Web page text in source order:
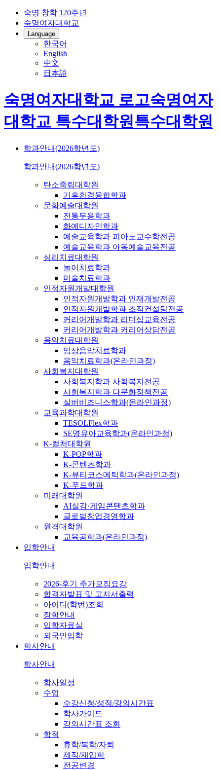
숙명 창학 120주년
숙명여자대학교
Language
한국어
English
中文
日本語
숙명여자대학교 로고숙명여자
대학교 특수대학원특수대학원
학과안내(2026학년도)
학과안내(2026학년도)
탄소중립대학원
기후환경융합학과
문화예술대학원
전통무용학과
화예디자인학과
예술교육학과 피아노교수학전공
예술교육학과 아동예술교육전공
심리치료대학원
놀이치료학과
미술치료학과
인적자원개발대학원
인적자원개발학과 인재개발전공
인적자원개발학과 조직컨설팅전공
커리어개발학과 리더십교육전공
커리어개발학과 커리어상담전공
음악치료대학원
임상음악치료학과
음악치료학과(온라인과정)
사회복지대학원
사회복지학과 사회복지전공
사회복지학과 다문화정책전공
실버비즈니스학과(온라인과정)
교육과학대학원
TESOLFlex학과
SE영유아교육학과(온라인과정)
K-컬처대학원
K-POP학과
K-콘텐츠학과
K-뷰티코스메틱학과(온라인과정)
K-푸드학과
미래대학원
AI실감·게임콘텐츠학과
글로벌창업경영학과
원격대학원
교육공학과(온라인과정)
입학안내
입학안내
2026-후기 추가모집요강
합격자발표 및 고지서출력
아이디(학번)조회
장학안내
입학자료실
외국인입학
학사안내
학사안내
학사일정
수업
수강신청/성적/강의시간표
학사가이드
강의시간표 조회
학적
휴학/복학/자퇴
제적/재입학
전공변경